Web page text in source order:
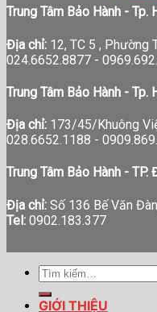
Trung Tâm Bảo Hành - Tp.
Địa chỉ: 12, TC 5 , Phường
024.6652.8877 -
Trung Tâm Bảo Hành - Tp.
Địa chỉ: 173/45/Khuông
028.6652.1188 -
Trung Tâm Bảo Hành - TP.
Địa chỉ: Số 136 Bế Văn
Tel: 0902.183.377
Tìm
kiếm:
GIỚI THIỆU